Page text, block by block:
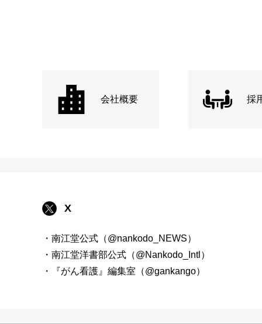
会社概要 採
X
・南江堂公式（@nankodo_NEWS）
・南江堂洋書部公式（@Nankodo_Intl）
・『がん看護』編集室（@gankango）